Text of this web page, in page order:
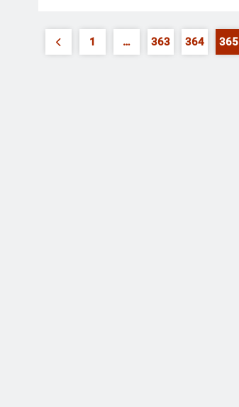
1 … 363 364 365